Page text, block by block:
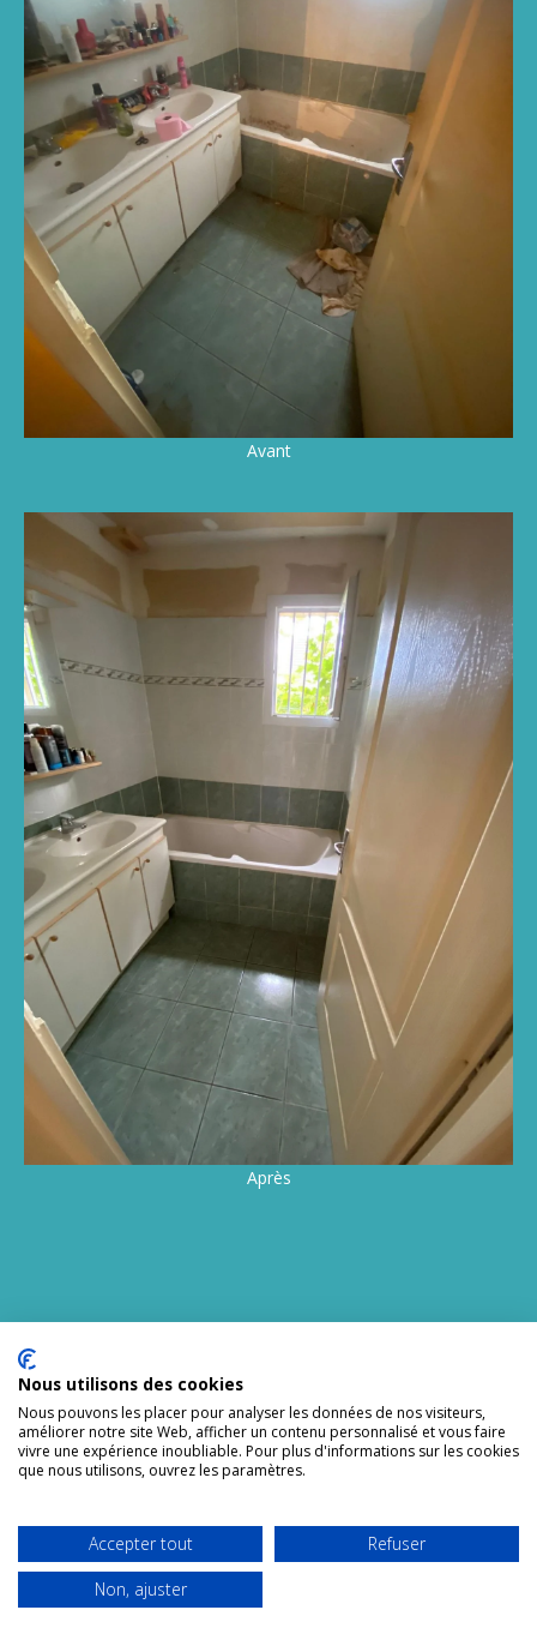
Avant
Après
Coup De Propre spécialiste en nettoyage syndrome de
diogène sur Clichy et expert en insalubrité intervient sur la
désinfection, la décontamination, la dératisation et la remise
en état après syndrome de diogène.
référence à Diogène de Sinope ou Diogène le Cynique,
philosophe grec du IVe siècle av. J.-C. Le syndrome de Diogène
est un trouble du comportement qui se manifeste par des
conditions de vie négligées.
Nous utilisons des cookies
Nous pouvons les placer pour analyser les données de nos visiteurs,
améliorer notre site Web, afficher un contenu personnalisé et vous faire
vivre une expérience inoubliable. Pour plus d'informations sur les cookies
que nous utilisons, ouvrez les paramètres.
Accepter tout
Refuser
Non, ajuster